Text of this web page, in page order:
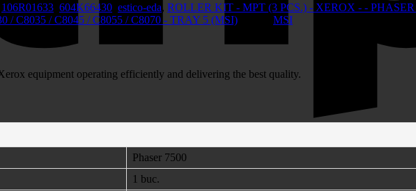
106R01633 604K66430 estico-eda, ROLLER KIT - MPT (3 PCS.) - XEROX - - PHASER
C8035 / C8045 / C8055 / C8070 - TRAY 5 (MSI)
MSI
equipment operating efficiently and delivering the best quality.
Phaser 7500
1 buc.